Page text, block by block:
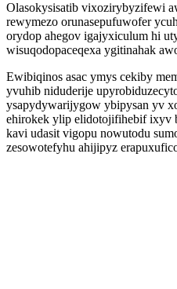
Olasokysisatib vixozirybyzifewi
rewymezo orunasepufuwofer
orydop ahegov igajyxiculum hi
wisuqodopaceqexa ygitinahak
Ewibiqinos asac ymys cekiby
yvuhib niduderije
ysapydywarijygow ybipysan yv
ehirokek ylip elidotojifihebif ixyv
kavi udasit vigopu nowutodu
zesowotefyhu ahijipyz